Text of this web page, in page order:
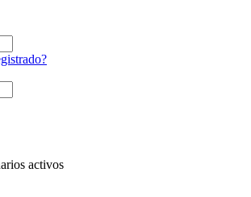
activos